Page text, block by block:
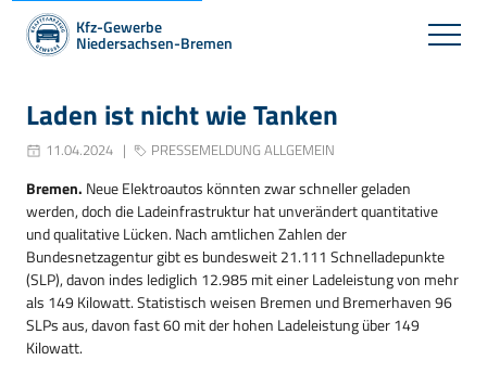
Kfz-Gewerbe
Niedersachsen-Bremen
Laden ist nicht wie Tanken
11.04.2024 PRESSEMELDUNG ALLGEMEIN
Bremen. Neue Elektroautos könnten zwar schneller geladen
werden, doch die Ladeinfrastruktur hat unverändert quantitative
und qualitative Lücken. Nach amtlichen Zahlen der
Bundesnetzagentur gibt es bundesweit 21.111 Schnelladepunkte
(SLP), davon indes lediglich 12.985 mit einer Ladeleistung von mehr
als 149 Kilowatt. Statistisch weisen Bremen und Bremerhaven 96
SLPs aus, davon fast 60 mit der hohen Ladeleistung über 149
Kilowatt.